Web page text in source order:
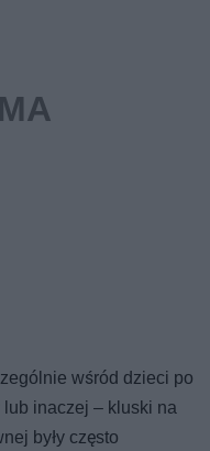
wśród dzieci po
inaczej – kluski na
były często